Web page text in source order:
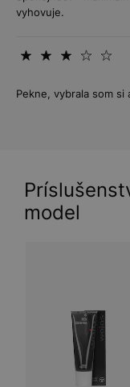
vyhovuje.
Pekne, vybrala som si
model